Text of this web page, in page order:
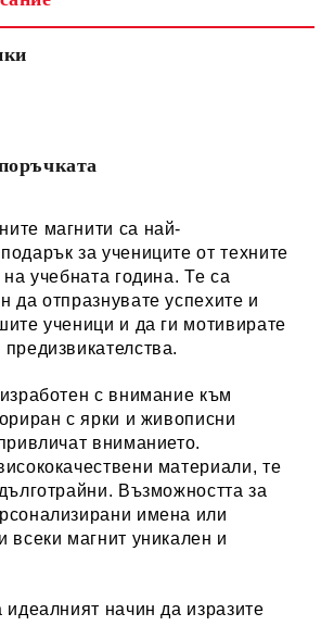
магнити са най-
за учениците от техните
на учебната година. Те са
да отпразнувате успехите и
ученици и да ги мотивирате
с внимание към
с ярки и живописни
вниманието.
материали, те
Възможността за
имена или
всеки магнит уникален и
идеалният начин да изразите